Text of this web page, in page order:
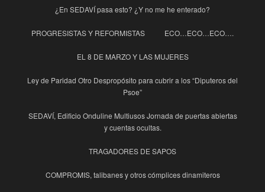
¿En SEDAVÍ pasa esto? ¿Y no me he enterado?
PROGRESISTAS Y REFORMISTAS ECO…ECO…ECO….
EL 8 DE MARZO Y LAS MUJERES
Ley de Paridad Otro Despropósito para cubrir a los “Diputeros del
Psoe”
SEDAVÍ, Edificio Onduline Multiusos Jornada de puertas abiertas
y cuentas ocultas.
TRAGADORES DE SAPOS
COMPROMIS, talibanes y otros cómplices dinamiteros